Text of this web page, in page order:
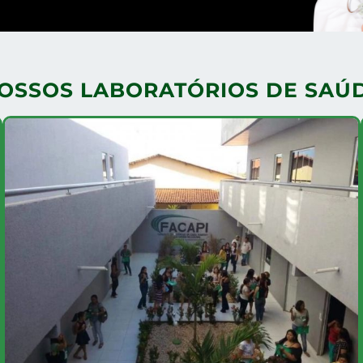
LABORATÓRIOS DE